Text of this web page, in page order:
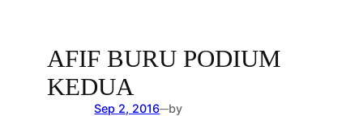
AFIF BURU PODIUM
KEDUA
Sep 2, 2016—by